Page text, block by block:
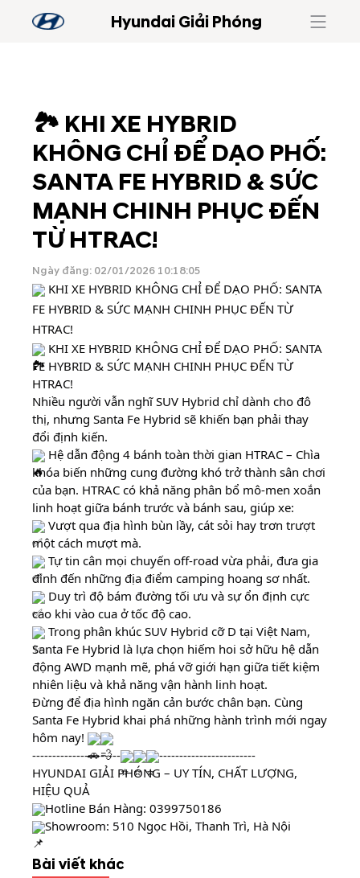
Hyundai Giải Phóng
🏞️ KHI XE HYBRID
KHÔNG CHỈ ĐỂ DẠO PHỐ:
SANTA FE HYBRID & SỨC
MẠNH CHINH PHỤC ĐẾN
TỪ HTRAC!
Ngày đăng: 02/01/2026 10:18:05
KHI XE HYBRID KHÔNG CHỈ ĐỂ DẠO PHỐ: SANTA
FE HYBRID & SỨC MẠNH CHINH PHỤC ĐẾN TỪ
HTRAC!
KHI XE HYBRID KHÔNG CHỈ ĐỂ DẠO PHỐ: SANTA
FE HYBRID & SỨC MẠNH CHINH PHỤC ĐẾN TỪ
HTRAC!
Nhiều người vẫn nghĩ SUV Hybrid chỉ dành cho đô
thị, nhưng Santa Fe Hybrid sẽ khiến bạn phải thay
đổi định kiến.
Hệ dẫn động 4 bánh toàn thời gian HTRAC – Chìa
khóa biến những cung đường khó trở thành sân chơi
của bạn. HTRAC có khả năng phân bổ mô-men xoắn
linh hoạt giữa bánh trước và bánh sau, giúp xe:
Vượt qua địa hình bùn lầy, cát sỏi hay trơn trượt
một cách mượt mà.
Tự tin cân mọi chuyến off-road vừa phải, đưa gia
đình đến những địa điểm camping hoang sơ nhất.
Duy trì độ bám đường tối ưu và sự ổn định cực
cao khi vào cua ở tốc độ cao.
Trong phân khúc SUV Hybrid cỡ D tại Việt Nam,
Santa Fe Hybrid là lựa chọn hiếm hoi sở hữu hệ dẫn
động AWD mạnh mẽ, phá vỡ giới hạn giữa tiết kiệm
nhiên liệu và khả năng vận hành linh hoạt.
Đừng để địa hình ngăn cản bước chân bạn. Cùng
Santa Fe Hybrid khai phá những hành trình mới ngay
hôm nay!
----------------------
------------------------
HYUNDAI GIẢI PHÓNG – UY TÍN, CHẤT LƯỢNG,
HIỆU QUẢ
Hotline Bán Hàng: 0399750186
Showroom: 510 Ngọc Hồi, Thanh Trì, Hà Nội
Bài viết khác